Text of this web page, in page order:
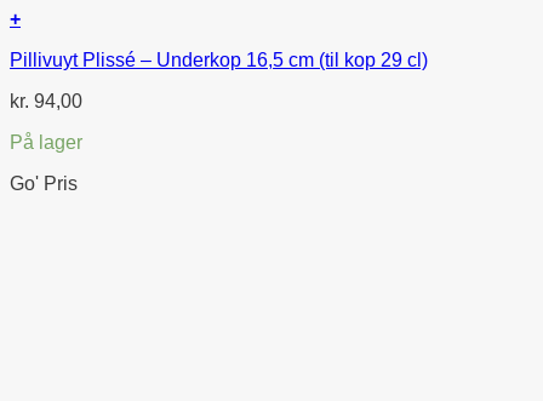
+
Pillivuyt Plissé – Underkop 16,5 cm (til kop 29 cl)
kr. 94,00
På lager
Go' Pris